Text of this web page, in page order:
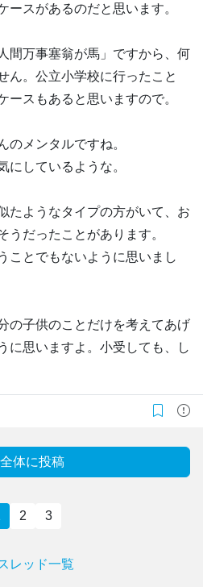
ースがあるのだと思います。
間万事塞翁が馬」ですから、何
ん。公立小学校に行ったこと
ースもあると思いますので。
のメンタルですね。
にしているような。
たようなタイプの方がいて、お
うだったことがあります。
ことでもないように思いまし
の子供のことだけを考えてあげ
に思いますよ。小受しても、し
全体に投稿
2 3
レッド一覧